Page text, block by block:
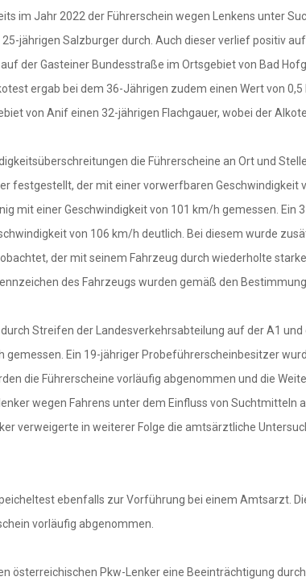
im Jahr 2022 der Führerschein wegen Lenkens unter
jährigen Salzburger durch. Auch dieser verlief positiv
der Gasteiner Bundesstraße im Ortsgebiet von Bad
ergab bei dem 36-Jährigen zudem einen Wert von 0,5
von Anif einen 32-jährigen Flachgauer, wobei der
die Führerscheine an Ort und
festgestellt, der mit einer vorwerfbaren
mit einer Geschwindigkeit von 101 km/h gemessen.
von 106 km/h deutlich. Bei diesem wurde
der mit seinem Fahrzeug durch wiederholte
des Fahrzeugs wurden gemäß den
Streifen der Landesverkehrsabteilung auf der A1
Ein 19-jähriger Probeführerscheinbesitzer
die Führerscheine vorläufig abgenommen und die
wegen Fahrens unter dem Einfluss von
verweigerte in weiterer Folge die amtsärztliche
ebenfalls zur Vorführung bei einem Amtsarzt.
vorläufig abgenommen.
österreichischen Pkw-Lenker eine Beeinträchtigung